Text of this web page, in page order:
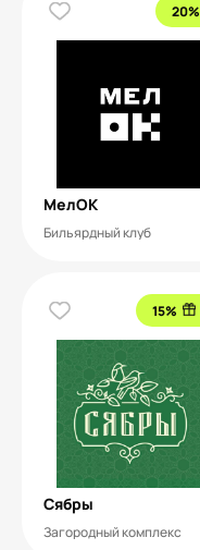
20%
МелОК
Бильярдный клуб
15%
Сябры
Загородный комплекс